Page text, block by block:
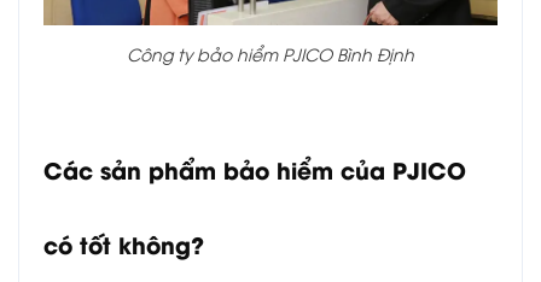
Công ty bảo hiểm PJICO Bình Định
Các sản phẩm bảo hiểm của PJICO
có tốt không?